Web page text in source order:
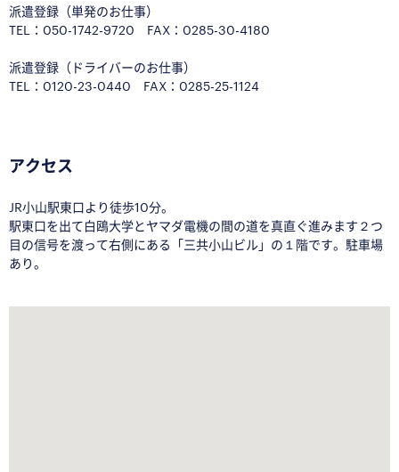
派遣登録（単発のお仕事）
TEL： 050-1742-9720 FAX：0285-30-4180
派遣登録（ドライバーのお仕事）
TEL：0120-23-0440 FAX：0285-25-1124
アクセス
JR小山駅東口より徒歩10分。
駅東口を出て白鴎大学とヤマダ電機の間の道を真直ぐ進みます２つ
目の信号を渡って右側にある「三共小山ビル」の１階です。 駐車場
あり。